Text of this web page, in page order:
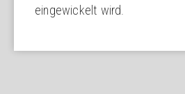
eingewickelt wird.